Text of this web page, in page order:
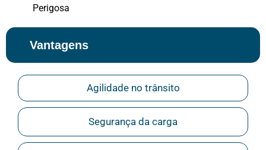
Perigosa
Vantagens
Agilidade no trânsito
Segurança da carga